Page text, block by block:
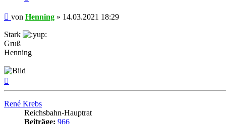
Beitrag
von Henning » 14.03.2021 18:29
Stark
Gruß
Henning
René Krebs
Reichsbahn-Hauptrat
Beiträge: 966